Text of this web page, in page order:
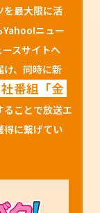
を最大限に活
Yahoo!ニュー
スサイトへ
け、同時に新
番組「金
ることで放送エ
得に繋げてい